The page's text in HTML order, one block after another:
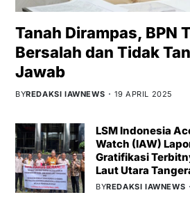
Tanah Dirampas, BPN
Bersalah dan Tidak
Jawab
BYREDAKSI IAWNEWS 19 APRIL 2025
LSM Indonesia
Watch (IAW)
Gratifikasi
Laut Utara
BYREDAKSI IAWNEWS